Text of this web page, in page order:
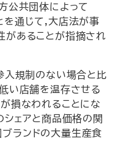
公共団体によって
を通じて,大店法が事
があることが指摘され
規制のない場合と比
い店舗を温存させる
損なわれることにな
シェアと商品価格の関
ランドの大量生産食